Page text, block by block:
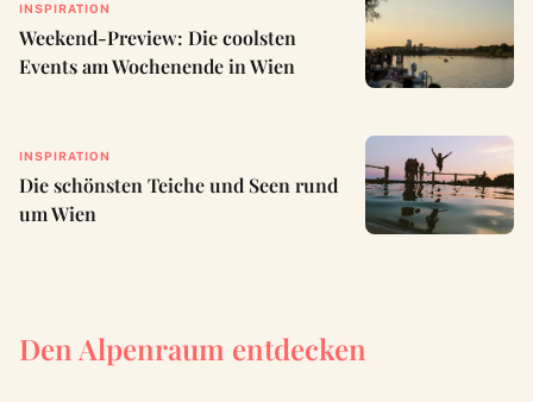
INSPIRATION
Weekend-Preview: Die coolsten
Events am Wochenende in Wien
INSPIRATION
Die schönsten Teiche und Seen rund
um Wien
Den Alpenraum entdecken